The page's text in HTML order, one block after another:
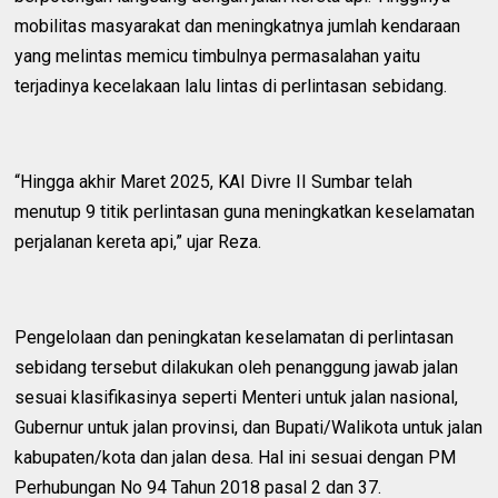
mobilitas masyarakat dan meningkatnya jumlah kendaraan
yang melintas memicu timbulnya permasalahan yaitu
terjadinya kecelakaan lalu lintas di perlintasan sebidang.
“Hingga akhir Maret 2025, KAI Divre II Sumbar telah
menutup 9 titik perlintasan guna meningkatkan keselamatan
perjalanan kereta api,” ujar Reza.
Pengelolaan dan peningkatan keselamatan di perlintasan
sebidang tersebut dilakukan oleh penanggung jawab jalan
sesuai klasifikasinya seperti Menteri untuk jalan nasional,
Gubernur untuk jalan provinsi, dan Bupati/Walikota untuk jalan
kabupaten/kota dan jalan desa. Hal ini sesuai dengan PM
Perhubungan No 94 Tahun 2018 pasal 2 dan 37.